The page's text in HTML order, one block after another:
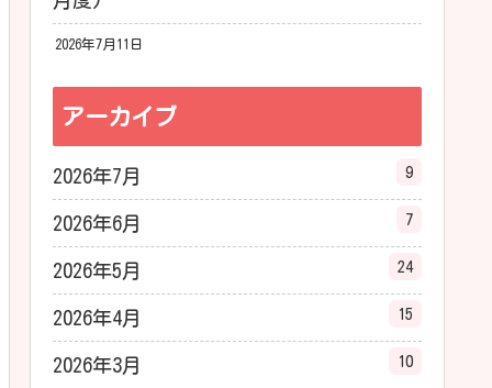
2026年7月11日
アーカイブ
2026年7月 9
2026年6月 7
2026年5月 24
2026年4月 15
2026年3月 10